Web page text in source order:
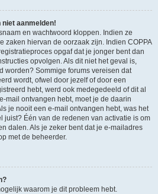
niet aanmelden!
en wachtwoord kloppen. Indien ze
zaken hiervan de oorzaak zijn. Indien COPPA
opgaf dat je jonger bent dan
opvolgen. Als dit niet het geval is,
worden? Sommige forums vereisen dat
wordt, ofwel door jezelf of door een
hebt, werd ook medegedeeld of dit al
mail ontvangen hebt, moet je de daarin
je nooit een e-mail ontvangen hebt, was het
juist? Één van de redenen van activatie is om
dalen. Als je zeker bent dat je e-mailadres
met de beheerder.
waarom je dit probleem hebt.